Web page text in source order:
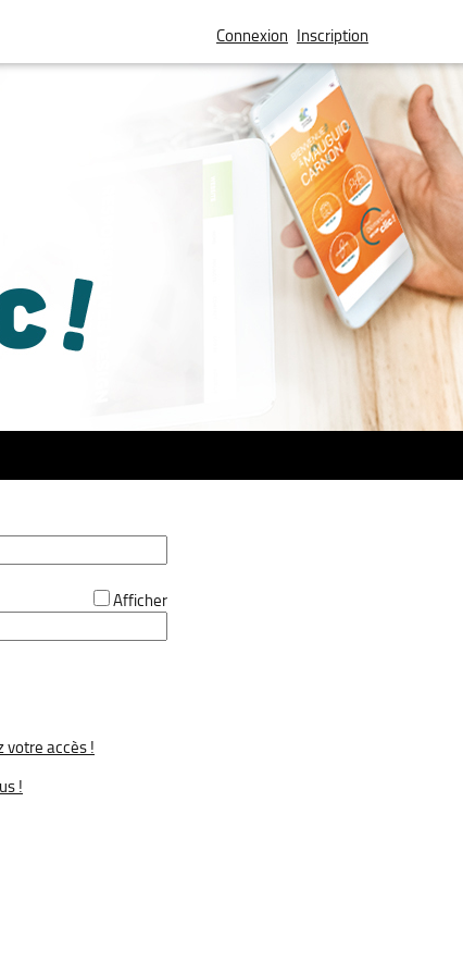
Connexion Inscription
Afficher
votre accès !
!